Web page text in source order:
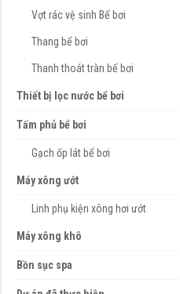
Vợt rác vệ sinh Bể bơi
Thang bể bơi
Thanh thoát tràn bể bơi
Thiết bị lọc nước bể bơi
Tấm phủ bể bơi
Gạch ốp lát bể bơi
Máy xông ướt
Linh phụ kiện xông hơi ướt
Máy xông khô
Bồn sục spa